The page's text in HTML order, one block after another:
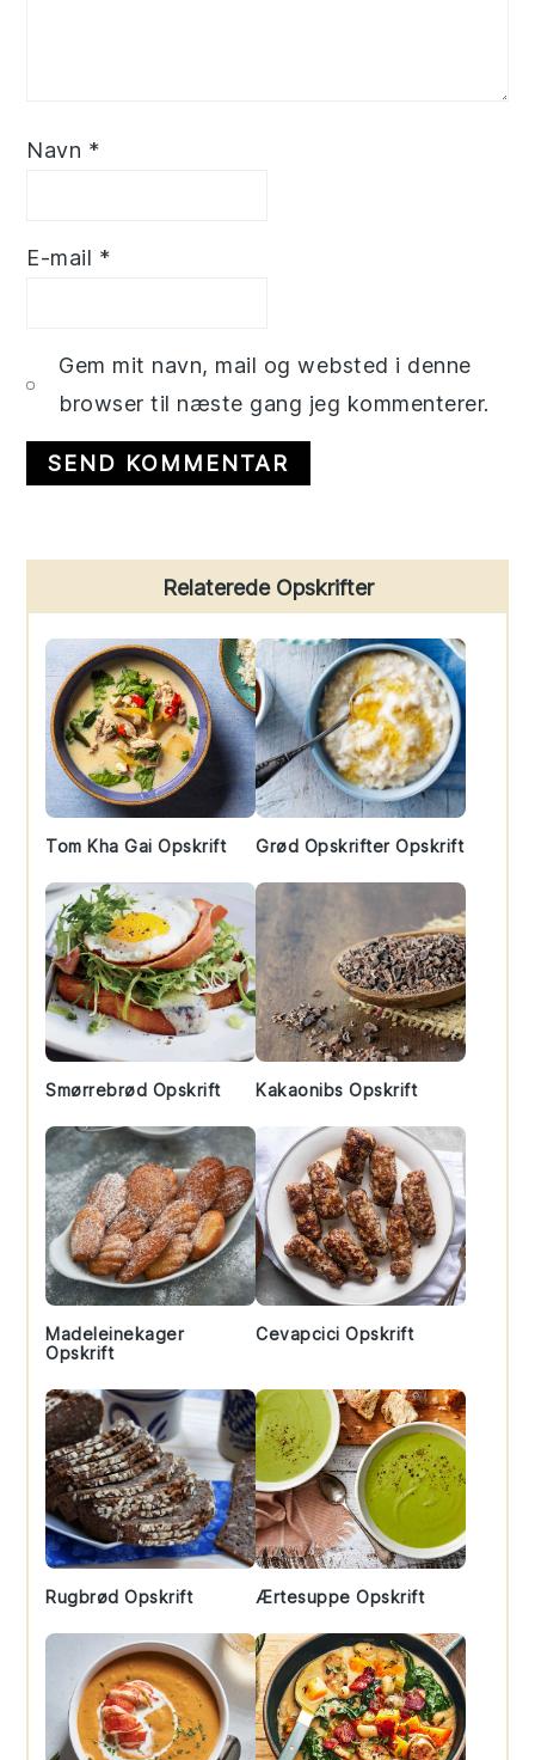
Navn *
E-mail *
Gem mit navn, mail og websted i denne
browser til næste gang jeg kommenterer.
Sidebar
Relaterede Opskrifter
Tom Kha Gai Opskrift Grød Opskrifter Opskrift
Smørrebrød Opskrift Kakaonibs Opskrift
Madeleinekager
Opskrift
Cevapcici Opskrift
Rugbrød Opskrift Ærtesuppe Opskrift